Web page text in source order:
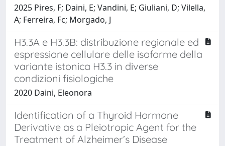
2025 Pires, F; Daini, E; Vandini, E; Giuliani, D; Vilella,
A; Ferreira, Fc; Morgado, J
H3.3A e H3.3B: distribuzione regionale ed
espressione cellulare delle isoforme della
variante istonica H3.3 in diverse
condizioni fisiologiche
2020 Daini, Eleonora
Identification of a Thyroid Hormone
Derivative as a Pleiotropic Agent for the
Treatment of Alzheimer’s Disease